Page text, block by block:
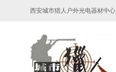
西安城市猎人户外光电器材中心